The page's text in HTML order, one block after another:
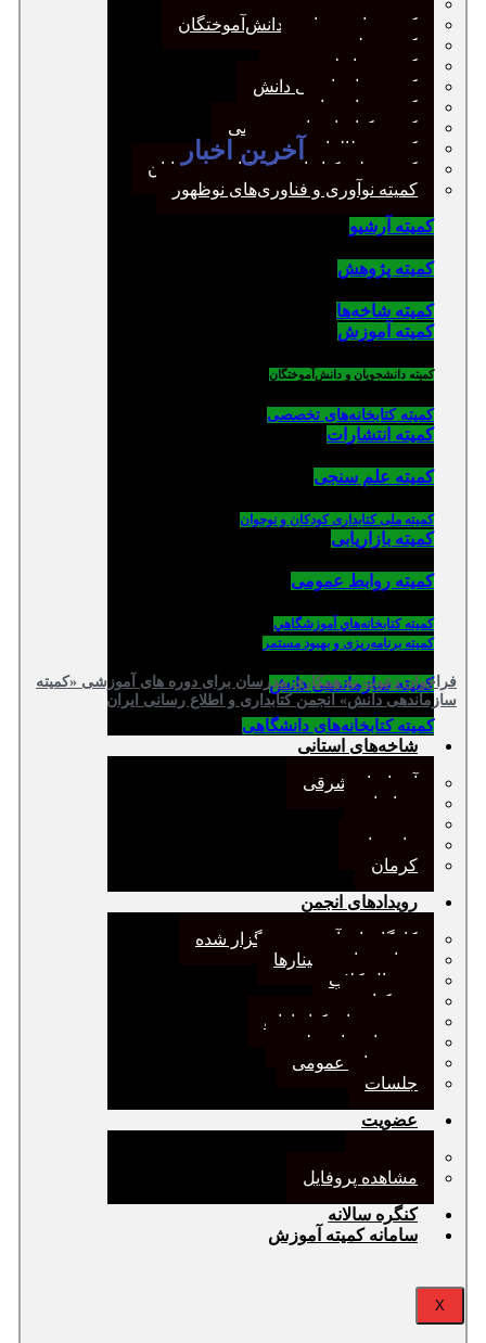
کمیته دانشجویان و دانش‌آموختگان
کمیته علم سنجی
کمیته روابط عمومی
کمیته سازماندهی دانش
کمیته شاخه‌ها
کمیته کتابخانه‌های تخصصی
کمیته مطالعات صنفی
کمیته ملی کتابداری کودکان و نوجوانان
کمیته نوآوری و فناوری‌های نوظهور
کمیته آرشیو
کمیته پژوهش
کمیته شاخه‌ها
کمیته آموزش
کمیته دانشجویان و دانش‌آموختگان
کمیته کتابخانه‌های تخصصی
کمیته انتشارات
کمیته علم سنجی
کمیته ملی کتابداری کودکان و نوجوان
کمیته بازاریابی
کمیته روابط عمومی
كميته كتابخانه‌هاي آموزشگاهي
کمیته برنامه‌ریزی و بهبود مستمر
کمیته سازماندهی دانش
کمیته کتابخانه‌های دانشگاهی
شاخه‌های استانی
آذربایجان شرقی
خراسان
مازندران
کرمان
رویدادهای انجمن
کارگاههای آموزشی برگزار شده
همایش‌ها و سمینارها
ژورنال کلاب
نقد کتاب
دورهمی‌های کتابدارانه
سخنرانی‌های علمی
مجمع‌های عمومی
جلسات
عضویت
مشاهده پروفایل
کنگره سالانه
سامانه کمیته آموزش
X
آخرین اخبار
فراخوان دعوت به همکاری مدرسان برای دوره های آموزشی «کمیته
سازماندهی دانش» انجمن کتابداری و اطلاع رسانی ایران